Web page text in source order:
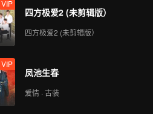
VIP
四方极爱2 (未剪辑版）
四方极爱2 (未剪辑版）
VIP
凤池生春
爱情 · 古装